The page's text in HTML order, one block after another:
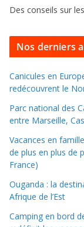
s
o
l
l
e
r
d
a
n
s
e
a
Des conseils sur
Nos derniers
Canicules en
redécouvrent le
Parc national des
entre Marseille,
Vacances en
de plus en plus de
France)
Ouganda : la
Afrique de l’Est
Camping en bord